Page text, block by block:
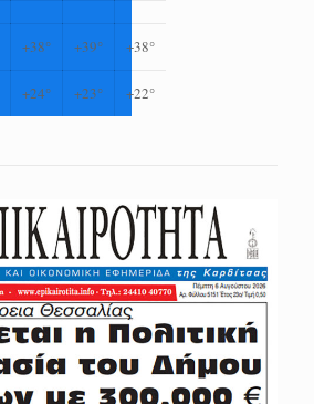
+38° +39° +38°
+24° +23° +22°